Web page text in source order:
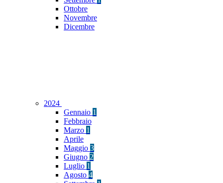
Ottobre
Novembre
Dicembre
2024
Gennaio 1
Febbraio
Marzo 1
Aprile
Maggio 3
Giugno 2
Luglio 1
Agosto 4